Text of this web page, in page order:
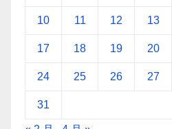
10 11 12 13
17 18 19 20
24 25 26 27
31